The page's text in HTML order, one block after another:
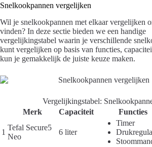
Snelkookpannen vergelijken
Wil je snelkookpannen met elkaar vergelijken
vinden? In deze sectie bieden we een handige
vergelijkingstabel waarin je verschillende
kunt vergelijken op basis van functies,
kun je gemakkelijk de juiste keuze maken.
Vergelijkingstabel:
Merk
Capaciteit Functies
1
Tefal Secure5
Neo
6 liter
Timer